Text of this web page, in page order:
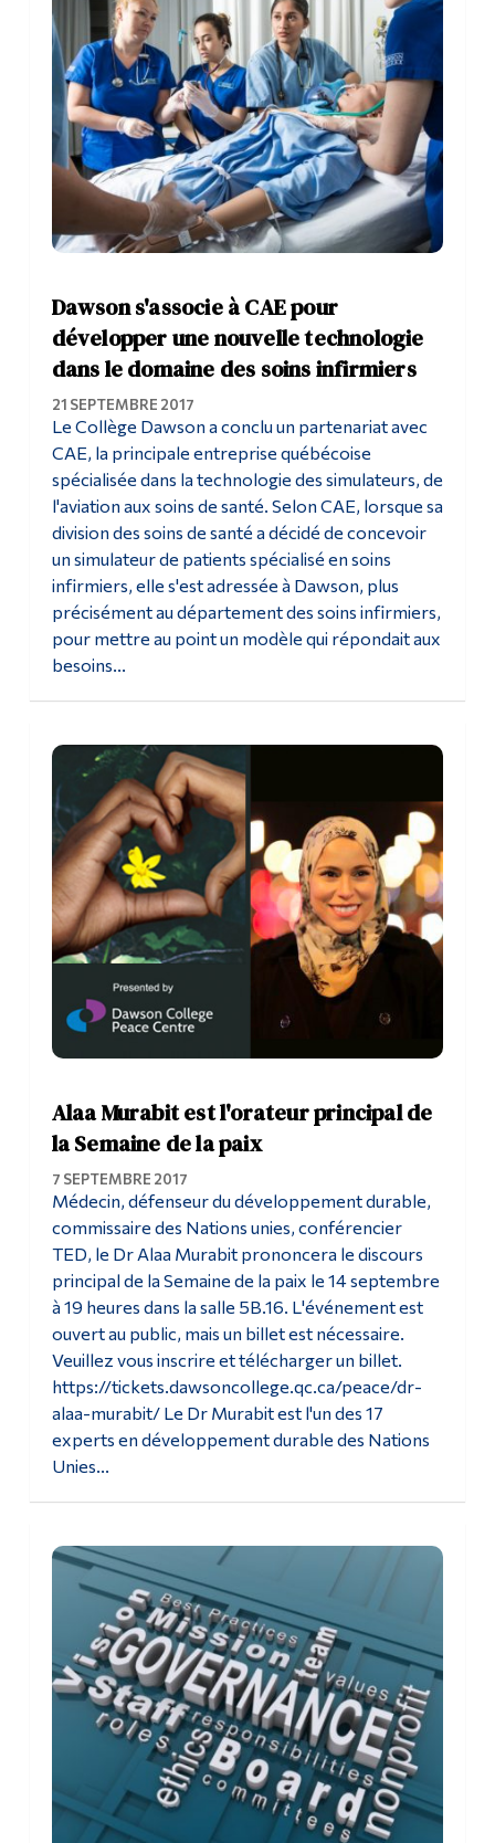
Dawson s'associe à CAE pour
développer une nouvelle technologie
dans le domaine des soins infirmiers
21 SEPTEMBRE 2017
Le Collège Dawson a conclu un partenariat avec
CAE, la principale entreprise québécoise
spécialisée dans la technologie des simulateurs, de
l'aviation aux soins de santé. Selon CAE, lorsque sa
division des soins de santé a décidé de concevoir
un simulateur de patients spécialisé en soins
infirmiers, elle s'est adressée à Dawson, plus
précisément au département des soins infirmiers,
pour mettre au point un modèle qui répondait aux
besoins...
Alaa Murabit est l'orateur principal de
la Semaine de la paix
7 SEPTEMBRE 2017
Médecin, défenseur du développement durable,
commissaire des Nations unies, conférencier
TED, le Dr Alaa Murabit prononcera le discours
principal de la Semaine de la paix le 14 septembre
à 19 heures dans la salle 5B.16. L'événement est
ouvert au public, mais un billet est nécessaire.
Veuillez vous inscrire et télécharger un billet.
https://tickets.dawsoncollege.qc.ca/peace/dr-
alaa-murabit/ Le Dr Murabit est l'un des 17
experts en développement durable des Nations
Unies...